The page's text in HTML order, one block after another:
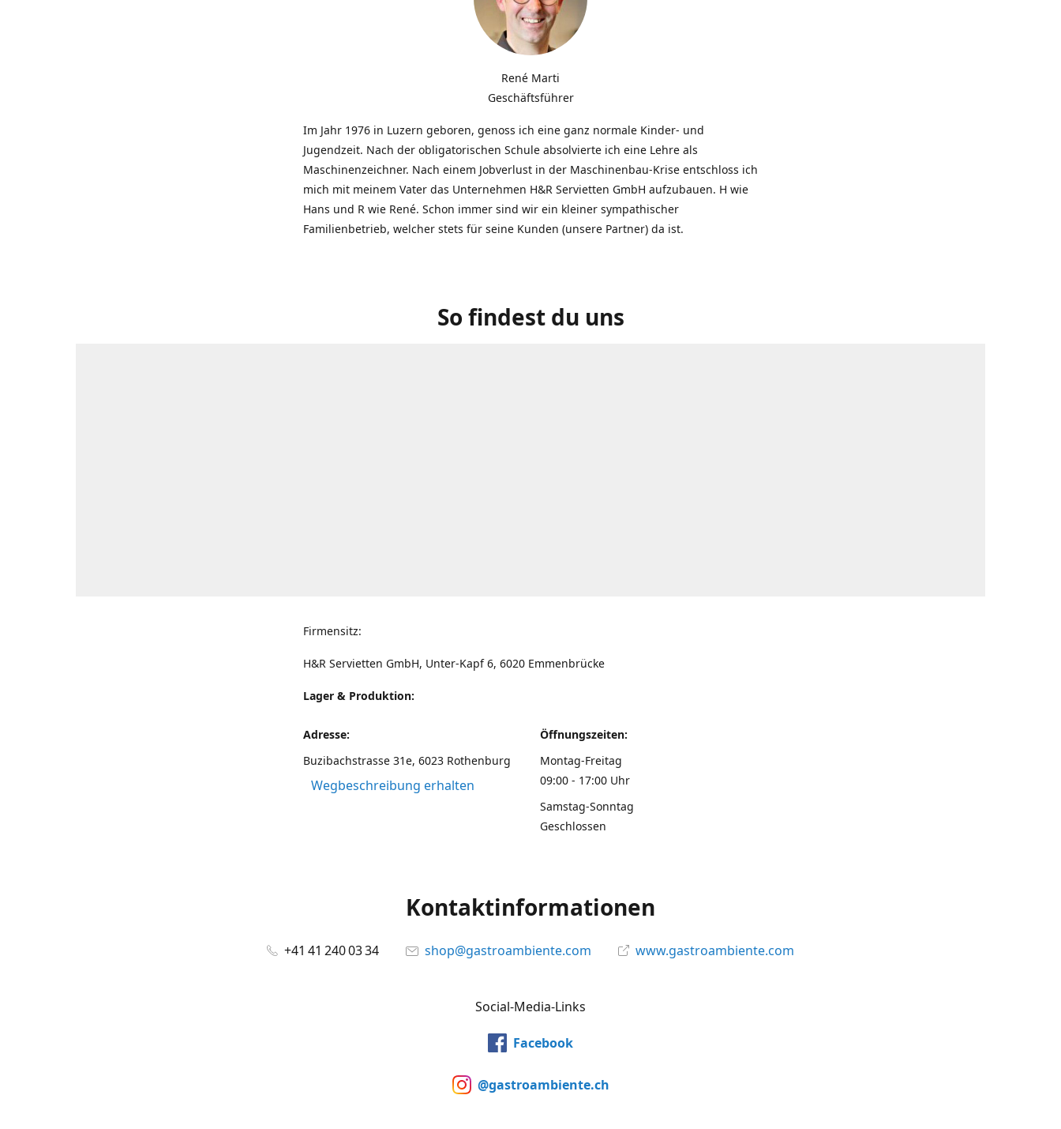
René Marti
Geschäftsführer
Im Jahr 1976 in Luzern geboren, genoss ich eine ganz normale Kinder- und
Jugendzeit. Nach der obligatorischen Schule absolvierte ich eine Lehre als
Maschinenzeichner. Nach einem Jobverlust in der Maschinenbau-Krise entschloss ich
mich mit meinem Vater das Unternehmen H&R Servietten GmbH aufzubauen. H wie
Hans und R wie René. Schon immer sind wir ein kleiner sympathischer
Familienbetrieb, welcher stets für seine Kunden (unsere Partner) da ist.
So findest du uns
Firmensitz:
H&R Servietten GmbH, Unter-Kapf 6, 6020 Emmenbrücke
Lager & Produktion:
Adresse:
Buzibachstrasse 31e, 6023 Rothenburg
Wegbeschreibung erhalten
Öffnungszeiten:
Montag-Freitag
09:00 - 17:00 Uhr
Samstag-Sonntag
Geschlossen
Kontaktinformationen
+41 41 240 03 34 shop@gastroambiente.com www.gastroambiente.com
Social-Media-Links
Facebook
@gastroambiente.ch